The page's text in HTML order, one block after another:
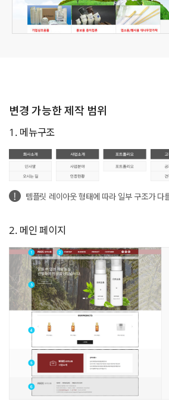
변경 가능한 제작 범위
1. 메뉴구조
템플릿 레이아웃 형태에 따라 일부 구조가 다
2. 메인 페이지